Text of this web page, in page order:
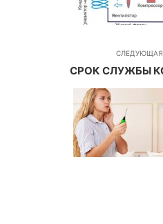
СЛЕДУЮЩАЯ
СРОК СЛУЖБЫ